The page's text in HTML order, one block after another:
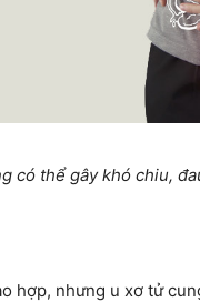
có thể gây khó chiu,
hợp, nhưng u xơ tử